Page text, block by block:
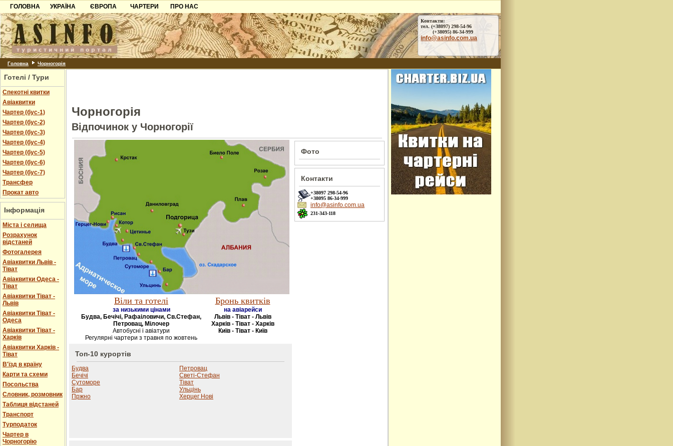
ГОЛОВНА
УКРАЇНА
Карпати
Азов
Причорноморря
Шацьк
ЄВРОПА
Чорногорія
Хорватія
Болгарія
ЧАРТЕРИ
ПРО НАС
Контакти
Партнерам
Додати готель
Контакти:
тел. (+38097) 298-54-96
(+38095) 86-34-999
info@asinfo.com.ua
Головна Чорногорія
Готелі / Тури
Спекотні квитки
Авіаквитки
Чартер (бус-1)
Чартер (бус-2)
Чартер (бус-3)
Чартер (бус-4)
Чартер (бус-5)
Чартер (бус-6)
Чартер (бус-7)
Трансфер
Прокат авто
Інформація
Міста і селища
Розрахунок
відстаней
Фотогалерея
Авіаквитки Львів -
Тіват
Авіаквитки Одеса -
Тіват
Авіаквитки Тіват -
Львів
Авіаквитки Тіват -
Одеса
Авіаквитки Тіват -
Харків
Авіаквитки Харків -
Тіват
В'їзд в країну
Карти та схеми
Посольства
Словник, розмовник
Таблиця відстаней
Транспорт
Турподаток
Чартер в
Чорногорію
Чорногорія
Відпочинок у Чорногорії
Віли та готелі
за низькими цінами
Будва, Бечічі, Рафаіловичи, Св.Стефан,
Петровац, Мілочер
Автобусні і авіатури
Регулярні чартери з травня по жовтень
Бронь квитків
на авіарейси
Львів - Тіват - Львів
Харків - Тіват - Харків
Київ - Тіват - Київ
Топ-10 курортів
Будва
Бечічі
Сутоморе
Бар
Пржно
Петровац
Светі-Стефан
Тіват
Ульцінь
Херцег Нові
Фото
Контакти
+38097 298-54-96
+38095 86-34-999
info@asinfo.com.ua
231-343-118